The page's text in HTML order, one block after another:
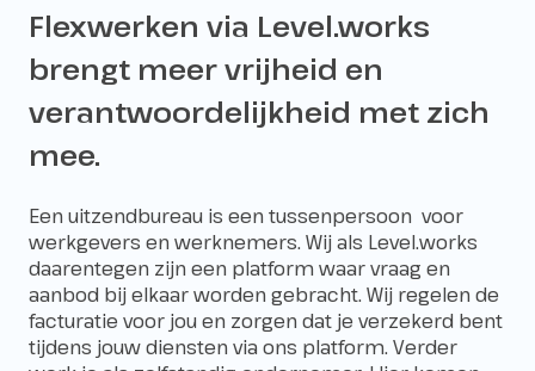
Flexwerken via Level.works
brengt meer vrijheid en
verantwoordelijkheid met zich
mee.
Een uitzendbureau is een tussenpersoon voor
werkgevers en werknemers. Wij als Level.works
daarentegen zijn een platform waar vraag en
aanbod bij elkaar worden gebracht. Wij regelen de
facturatie voor jou en zorgen dat je verzekerd bent
tijdens jouw diensten via ons platform. Verder